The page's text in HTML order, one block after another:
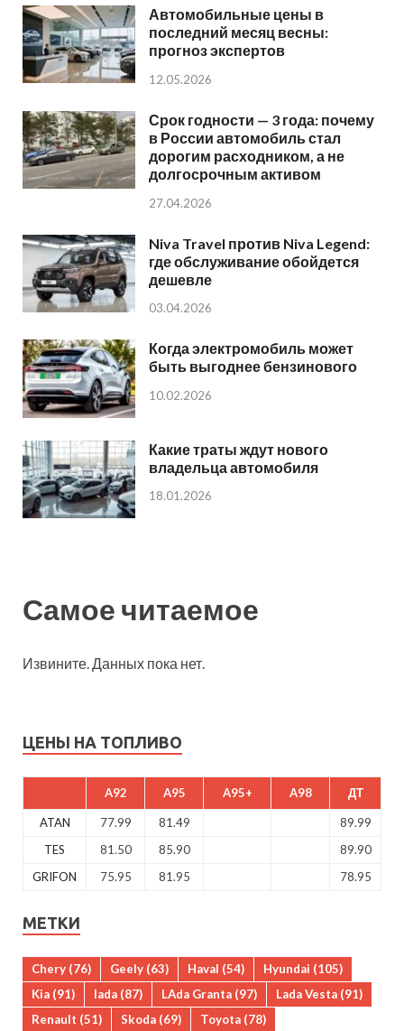
Автомобильные цены в
последний месяц весны:
прогноз экспертов
12.05.2026
Срок годности — 3 года: почему
в России автомобиль стал
дорогим расходником, а не
долгосрочным активом
27.04.2026
Niva Travel против Niva Legend:
где обслуживание обойдется
дешевле
03.04.2026
Когда электромобиль может
быть выгоднее бензинового
10.02.2026
Какие траты ждут нового
владельца автомобиля
18.01.2026
Самое читаемое
Извините. Данных пока нет.
ЦЕНЫ НА ТОПЛИВО
A92 A95 A95+ A98 ДТ
ATAN 77.99 81.49
89.99
TES
81.50 85.90
89.90
GRIFON
75.95 81.95 78.95
МЕТКИ
Chery (76) Geely (63) Haval (54) Hyundai (105)
Kia (91) lada (87) LAda Granta (97) Lada Vesta (91)
Renault (51) Skoda (69) Toyota (78)